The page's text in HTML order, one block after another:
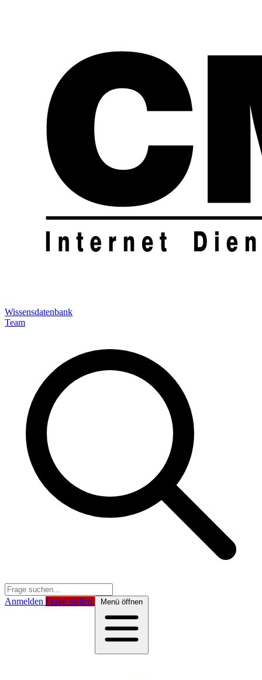
Wissensdatenbank
Team
Anmelden Frage stellen Menü öffnen